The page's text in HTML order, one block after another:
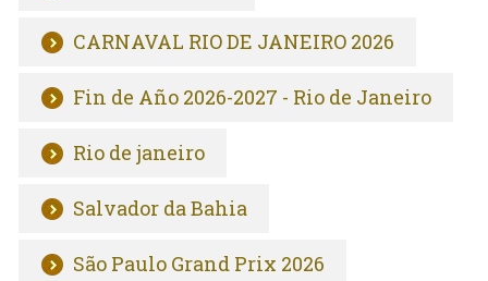
CARNAVAL RIO DE JANEIRO 2026
Fin de Año 2026-2027 - Rio de Janeiro
Rio de janeiro
Salvador da Bahia
São Paulo Grand Prix 2026